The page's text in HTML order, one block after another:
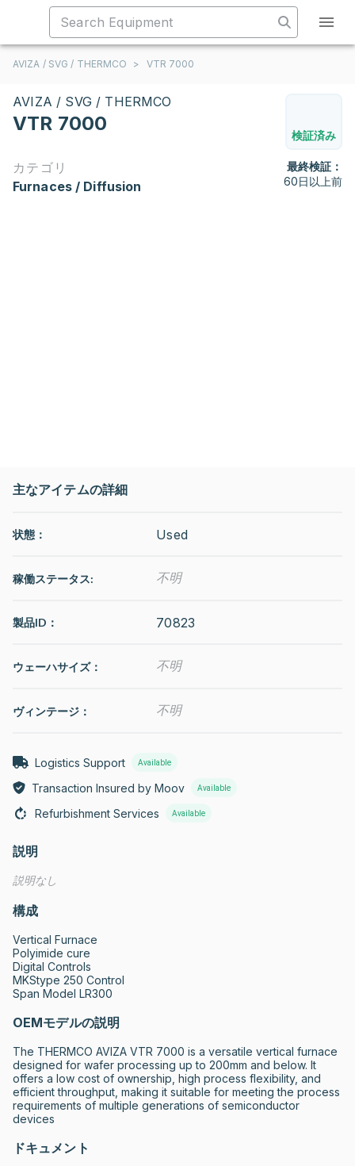
AVIZA / SVG / THERMCO > VTR 7000
AVIZA / SVG / THERMCO
VTR 7000
検証済み
カテゴリ
Furnaces / Diffusion
最終検証：
60日以上前
主なアイテムの詳細
状態： Used
稼働ステータス: 不明
製品ID： 70823
ウェーハサイズ： 不明
ヴィンテージ： 不明
Logistics Support Available
Transaction Insured by Moov Available
Refurbishment Services Available
説明
説明なし
構成
Vertical Furnace
Polyimide cure
Digital Controls
MKStype 250 Control
Span Model LR300
OEMモデルの説明
The THERMCO AVIZA VTR 7000 is a versatile vertical furnace
designed for wafer processing up to 200mm and below. It
offers a low cost of ownership, high process flexibility, and
efficient throughput, making it suitable for meeting the process
requirements of multiple generations of semiconductor
devices
ドキュメント